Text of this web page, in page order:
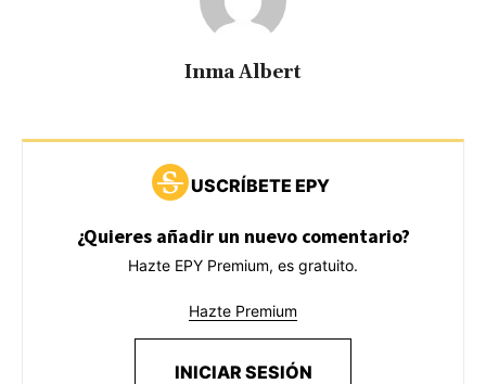
Inma Albert
USCRÍBETE EPY
¿Quieres añadir un nuevo comentario?
Hazte EPY Premium, es gratuito.
Hazte Premium
INICIAR SESIÓN